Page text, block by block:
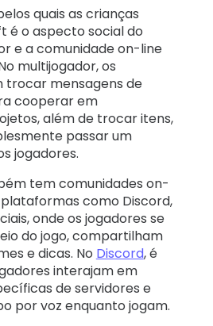
quais as crianças
é o aspecto social do
e a comunidade on-line
multijogador, os
trocar mensagens de
cooperar em
além de trocar itens,
passar um
jogadores.
tem comunidades on-
como Discord,
onde os jogadores se
do jogo, compartilham
e dicas. No Discord, é
interajam em
de servidores e
por voz enquanto jogam.